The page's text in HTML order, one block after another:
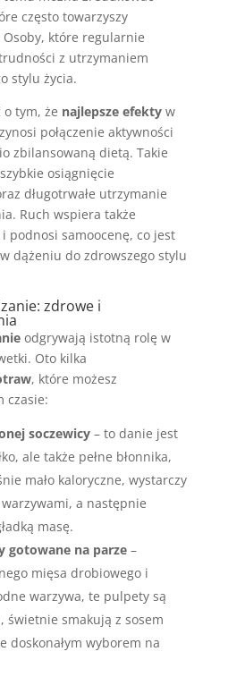
często towarzyszy
które regularnie
z utrzymaniem
stylu życia.
tym, że najlepsze efektyw
połączenie aktywności
zbilansowaną dietą. Takie
osiągnięcie
długotrwałe utrzymanie
Ruch wspiera także
podnosi samoocenę, co jest
dążeniu do zdrowszego stylu
zdrowe i
odgrywają istotną rolę w
Oto kilka
, które możesz
czasie:
soczewicy– to danie jest
ale także pełne błonnika,
mało kaloryczne, wystarczy
a następnie
masę.
gotowane na parze–
mięsa drobiowego i
warzywa, te pulpety są
świetnie smakują z sosem
doskonałym wyborem na